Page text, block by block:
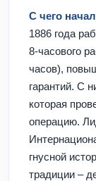
С чего
1886 года
8-часового
часов),
гарантий. С
которая
операцию.
гнусной
традиции –